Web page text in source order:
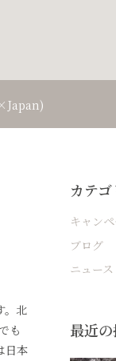
。北
も
日本
カテ
キャン
ブログ
ニュース
最近